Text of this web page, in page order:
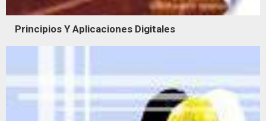
Principios Y Aplicaciones Digitales